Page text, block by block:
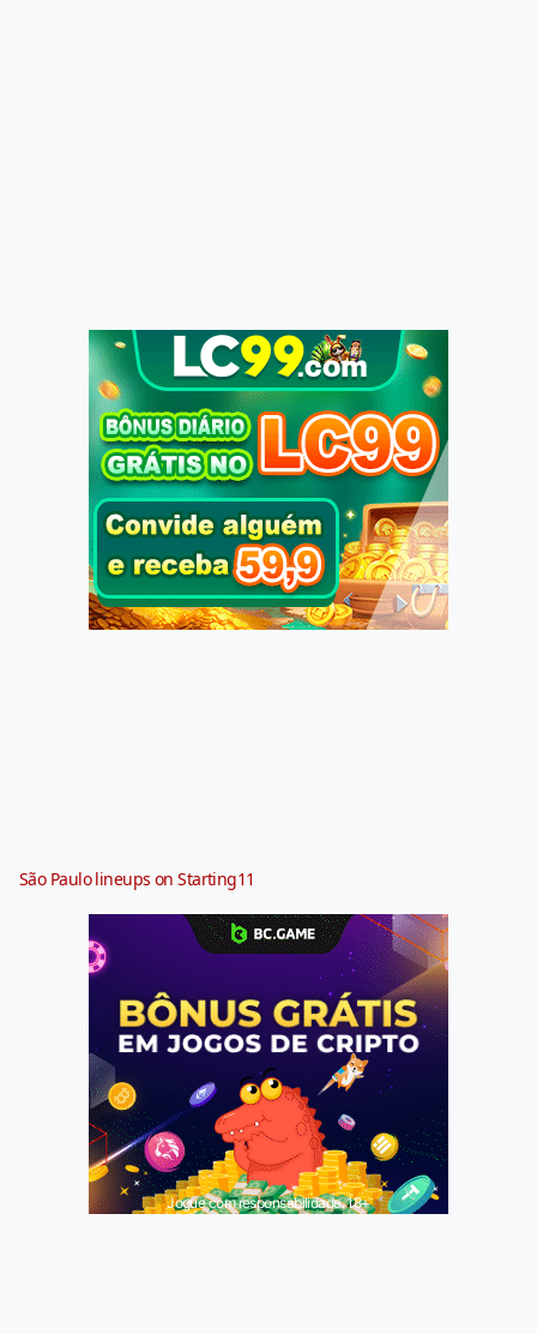
São Paulo lineups on Starting11
Jogue com responsabilidade. 18+